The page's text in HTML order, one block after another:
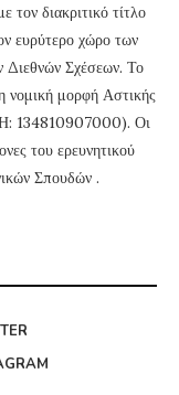
διακριτικό τίτλο
ευρύτερο χώρο των
Διεθνών Σχέσεων. Το
νομική μορφή Αστικής
134810907000). Οι
του ερευνητικού
Σπουδών .